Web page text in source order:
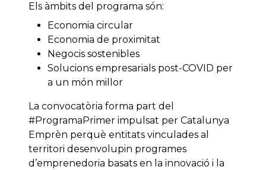
Els àmbits del programa són:
Economia circular
Economia de proximitat
Negocis sostenibles
Solucions empresarials post-COVID per
a un món millor
La convocatòria forma part del
#ProgramaPrimer impulsat per Catalunya
Emprèn perquè entitats vinculades al
territori desenvolupin programes
d’emprenedoria basats en la innovació i la